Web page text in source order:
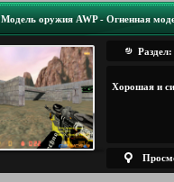
Модель оружия AWP - Огненная
Раздел:
Хорошая и